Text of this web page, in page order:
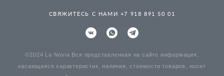
СВЯЖИТЕСЬ С НАМИ +7 918 891 50 01
©2024 La Novia Вся представленная на сайте информация,
касающаяся характеристик, наличия, стоимости товаров, носит